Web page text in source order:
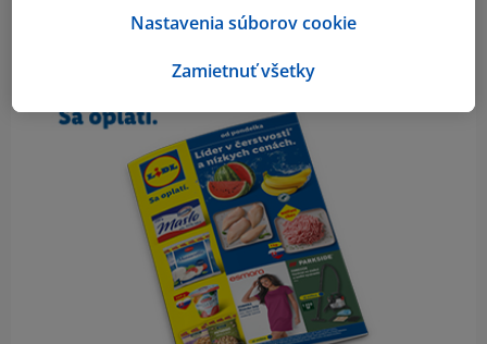
Zamietnuť všetky
Nastavenia súborov cookie